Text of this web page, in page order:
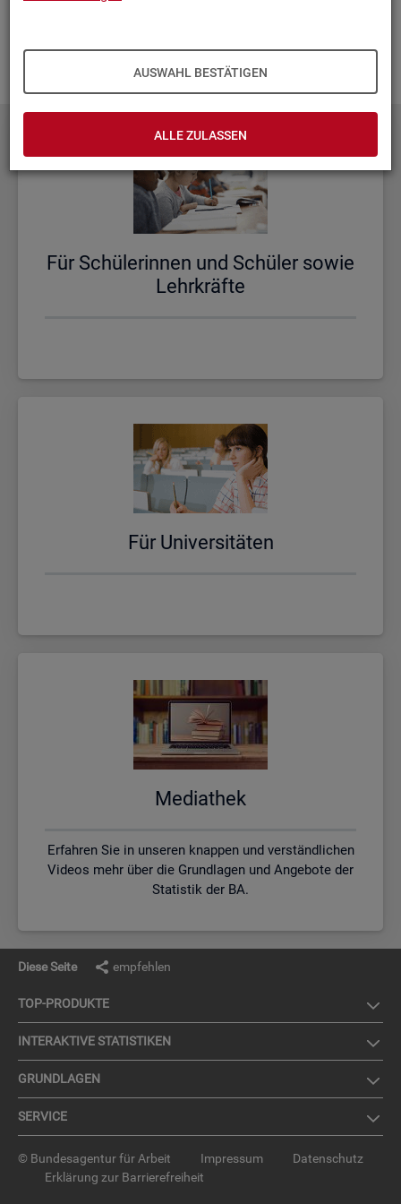
AUSWAHL BESTÄTIGEN
ALLE ZULASSEN
das gern in un­se­re Pla­nun­gen auf.
Für Schü­le­rin­nen und Schü­ler sowie
Lehr­kräf­te
Für Uni­ver­si­tä­ten
Me­dia­thek
Erfahren Sie in unseren knappen und verständlichen
Videos mehr über die Grundlagen und Angebote der
Statistik der BA.
Diese Seite empfehlen
TOP-PRO­DUK­TE
IN­TER­AK­TI­VE STA­TIS­TI­KEN
GRUND­LA­GEN
SER­VICE
© Bundesagentur für Arbeit Impressum
Datenschutz
Erklärung zur Barrierefreiheit